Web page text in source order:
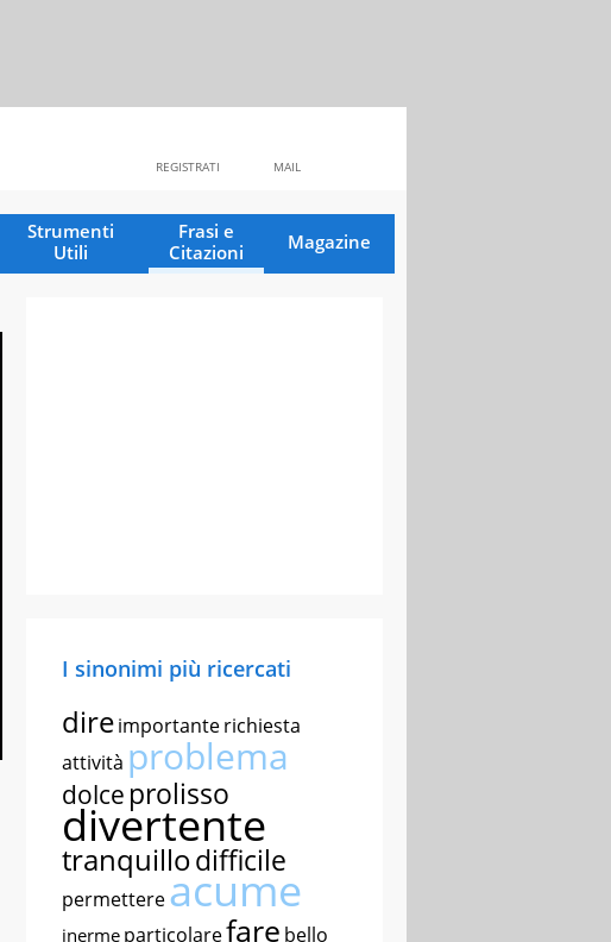
MAIL
REGISTRATI
Strumenti
Utili
Frasi e
Citazioni
Magazine
I sinonimi più ricercati
direimportanterichiesta
attività problema
dolce prolisso
divertente
tranquillodifficile
permettereacume
inerme particolarefare bello